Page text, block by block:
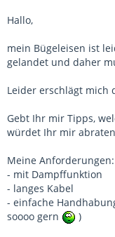
Hallo,
mein Bügeleisen ist
gelandet und daher
Leider erschlägt mich
Gebt Ihr mir Tipps,
würdet Ihr mir
Meine Anforderungen:
- mit Dampffunktion
- langes Kabel
- einfache
soooo gern
)